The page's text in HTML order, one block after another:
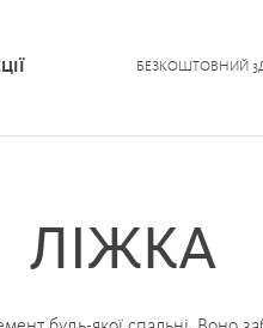
БЕЗКОШТОВНИЙ
ЛІЖКА